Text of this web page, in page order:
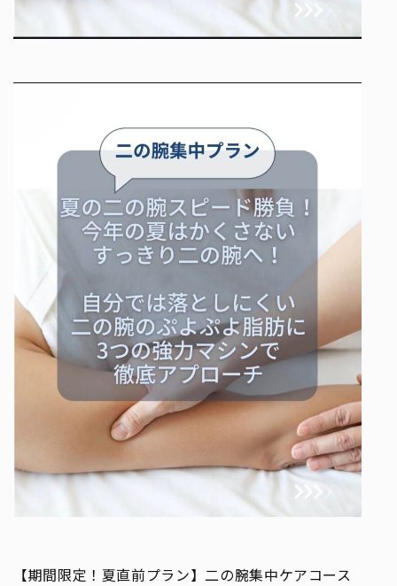
【期間限定！夏直前プラン】二の腕集中ケアコース